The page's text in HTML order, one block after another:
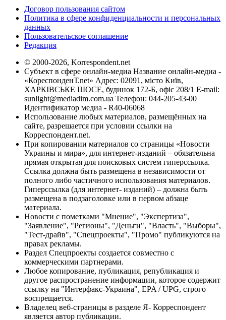
Договор пользования сайтом
Политика в сфере конфиденциальности и персональных
данных
Пользовательское соглашение
Редакция
© 2000-2026, Korrespondent.net
Субъект в сфере онлайн-медиа Название онлайн-медиа -
«КореспонденТ.net» Адрес: 02091, місто Київ,
ХАРКІВСЬКЕ ШОСЕ, будинок 172-Б, офіс 208/1 E-mail:
sunlight@mediadim.com.ua Телефон: 044-205-43-00
Идентификатор медиа - R40-06068
Использование любых материалов, размещённых на
сайте, разрешается при условии ссылки на
Корреспондент.net.
При копировании материалов со страницы «Новости
Украины и мира», для интернет-изданий – обязательна
прямая открытая для поисковых систем гиперссылка.
Ссылка должна быть размещена в независимости от
полного либо частичного использования материалов.
Гиперссылка (для интернет- изданий) – должна быть
размещена в подзаголовке или в первом абзаце
материала.
Новости с пометками "Мнение", "Экспертиза",
"Заявление", "Регионы", "Деньги", "Власть", "Выборы",
"Тест-драйв", "Спецпроекты", "Промо" публикуются на
правах рекламы.
Раздел Спецпроекты создается совместно с
коммерческими партнерами.
Любое копирование, публикация, републикация и
другое распространение информации, которое содержит
ссылку на "Интерфакс-Украина", EPA / UPG, строго
воспрещается.
Владелец веб-страницы в разделе Я- Корреспондент
является автор публикации.